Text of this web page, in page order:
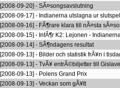
[2008-09-20] - SÃ¤songsavslutning
[2008-09-17] - Indianerna utslagna ur
[2008-09-16] - FÃ¶rare klara till nÃ¤sta
[2008-09-15] - InfÃ¶r K2: Lejonen -
[2008-09-14] - SÃ¶ndagens resultat
[2008-09-13] - Bilder och statistik frÃ¥n i
[2008-09-13] - TvÃ¥ entrÃ©biljetter till
[2008-09-13] - Polens Grand Prix
[2008-09-13] - Veckan som gÃ¥tt